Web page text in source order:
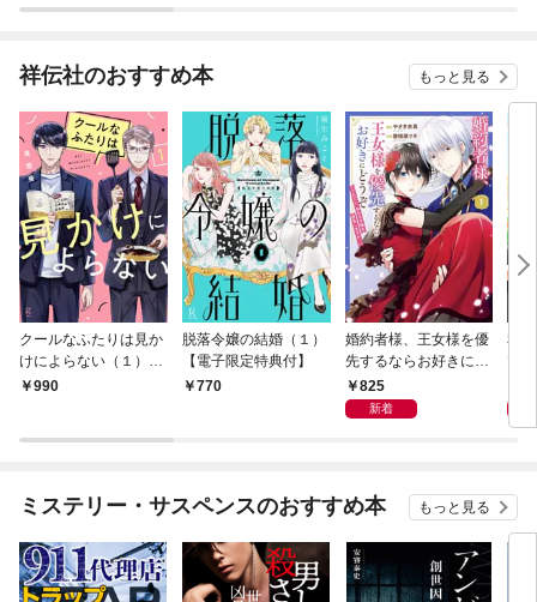
祥伝社のおすすめ本 もっと見る
クールなふたりは見か
けによらない（１）
【電子限定特典付】
990
脱落令嬢の結婚（１）
【電子限定特典付】
770
婚約者様、王女様を優
先するならお好きにど
うぞ（※ただし、私も
王子様を優先します
825
新着
私
で
で
ミステリー・サスペンスのおすすめ本 もっと見る